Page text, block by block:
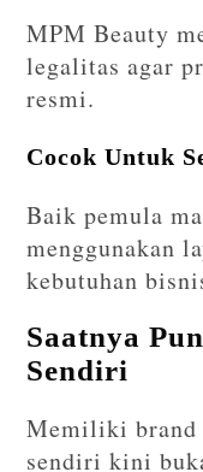
MPM Beauty
legalitas agar
resmi.
Cocok Untuk
Baik pemula
menggunakan
kebutuhan
Saatnya
Sendiri
Memiliki brand
sendiri kini